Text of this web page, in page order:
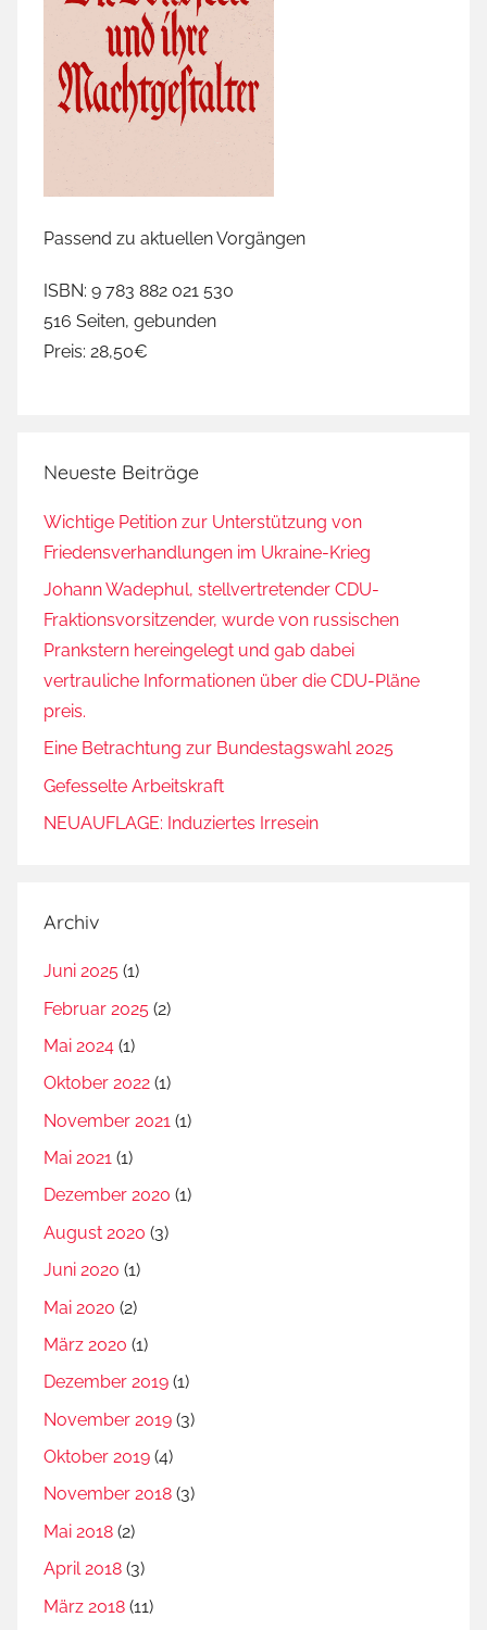
Passend zu aktuellen Vorgängen
ISBN: 9 783 882 021 530
516 Seiten, gebunden
Preis: 28,50€
Neueste Beiträge
Wichtige Petition zur Unterstützung von
Friedensverhandlungen im Ukraine-Krieg
Johann Wadephul, stellvertretender CDU-
Fraktionsvorsitzender, wurde von russischen
Prankstern hereingelegt und gab dabei
vertrauliche Informationen über die CDU-Pläne
preis.
Eine Betrachtung zur Bundestagswahl 2025
Gefesselte Arbeitskraft
NEUAUFLAGE: Induziertes Irresein
Archiv
Juni 2025 (1)
Februar 2025 (2)
Mai 2024 (1)
Oktober 2022 (1)
November 2021 (1)
Mai 2021 (1)
Dezember 2020 (1)
August 2020 (3)
Juni 2020 (1)
Mai 2020 (2)
März 2020 (1)
Dezember 2019 (1)
November 2019 (3)
Oktober 2019 (4)
November 2018 (3)
Mai 2018 (2)
April 2018 (3)
März 2018 (11)